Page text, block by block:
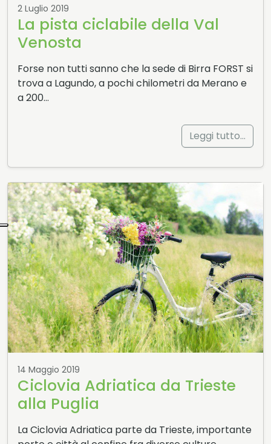
2 Luglio 2019
La pista ciclabile della Val
Venosta
Forse non tutti sanno che la sede di Birra FORST si
trova a Lagundo, a pochi chilometri da Merano e
a 200…
Leggi tutto…
14 Maggio 2019
Ciclovia Adriatica da Trieste
alla Puglia
La Ciclovia Adriatica parte da Trieste, importante